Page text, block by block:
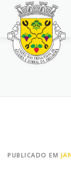
Saltar
conteúdo
INÍCIO
PUBLICADO EM